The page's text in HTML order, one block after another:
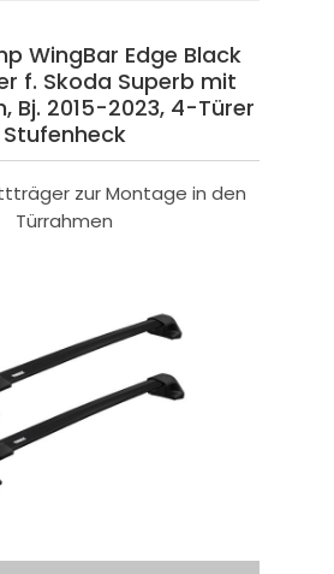
WingBar Edge Black
f. Skoda Superb mit
Bj. 2015-2023, 4-Türer
Stufenheck
zur Montage in den
Türrahmen